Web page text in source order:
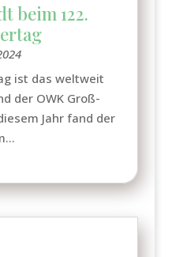
beim 122.
ist das weltweit
der OWK Groß-
Jahr fand der